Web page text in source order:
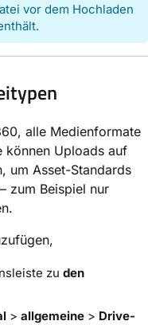
vor dem Hochladen
alle Medienformate
können Uploads auf
um Asset-Standards
zum Beispiel nur
zu den
> allgemeine > Drive-